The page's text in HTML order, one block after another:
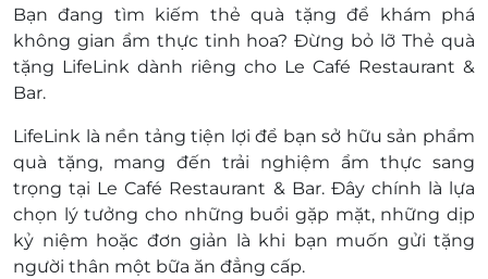
các chương trình khuyến mãi của nhà hàng (trừ
WMC Prestige).
Khách hàng vui lòng xuất trình E-Gift trước khi
sử dụng dịch vụ.
Giá món ăn trên menu chưa bao gồm phí phục
vụ và thuế GTGT.
Vui lòng liên hệ Nhà hàng để biết thêm thông
tin chi tiết cho việc xuất hóa đơn (nếu cần).
Khách hàng có trách nhiệm bảo mật thông tin
mã thẻ quà tặng sau khi đặt mua. LifeLink sẽ
Bạn đang tìm kiếm thẻ quà tặng để khám phá
không gian ẩm thực tinh hoa? Đừng bỏ lỡThẻ quà
tặng LifeLink dành riêng cho Le Café Restaurant &
Bar.
LifeLink là nền tảng tiện lợi để bạn sở hữu sản phẩm
quà tặng, mang đến trải nghiệm ẩm thực sang
trọng tại Le Café Restaurant & Bar. Đây chính là lựa
chọn lý tưởng cho những buổi gặp mặt, những dịp
kỷ niệm hoặc đơn giản là khi bạn muốn gửi tặng
người thân một bữa ăn đẳng cấp.